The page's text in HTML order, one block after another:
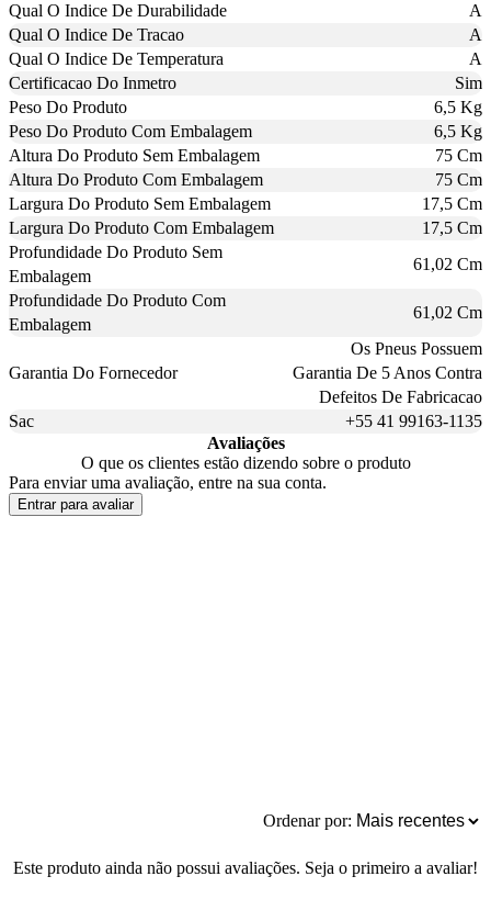
Qual O Indice De Durabilidade
A
Qual O Indice De Tracao
A
Qual O Indice De Temperatura
A
Certificacao Do Inmetro
Sim
Peso Do Produto
6,5 Kg
Peso Do Produto Com Embalagem
6,5 Kg
Altura Do Produto Sem Embalagem
75 Cm
Altura Do Produto Com Embalagem
75 Cm
Largura Do Produto Sem Embalagem
17,5 Cm
Largura Do Produto Com Embalagem
17,5 Cm
Profundidade Do Produto Sem
Embalagem
61,02 Cm
Profundidade Do Produto Com
Embalagem
61,02 Cm
Garantia Do Fornecedor
Os Pneus Possuem
Garantia De 5 Anos Contra
Defeitos De Fabricacao
Sac
+55 41 99163-1135
Avaliações
O que os clientes estão dizendo sobre o produto
Para enviar uma avaliação, entre na sua conta.
Entrar para avaliar
Ordenar por:
Este produto ainda não possui avaliações. Seja o primeiro a avaliar!